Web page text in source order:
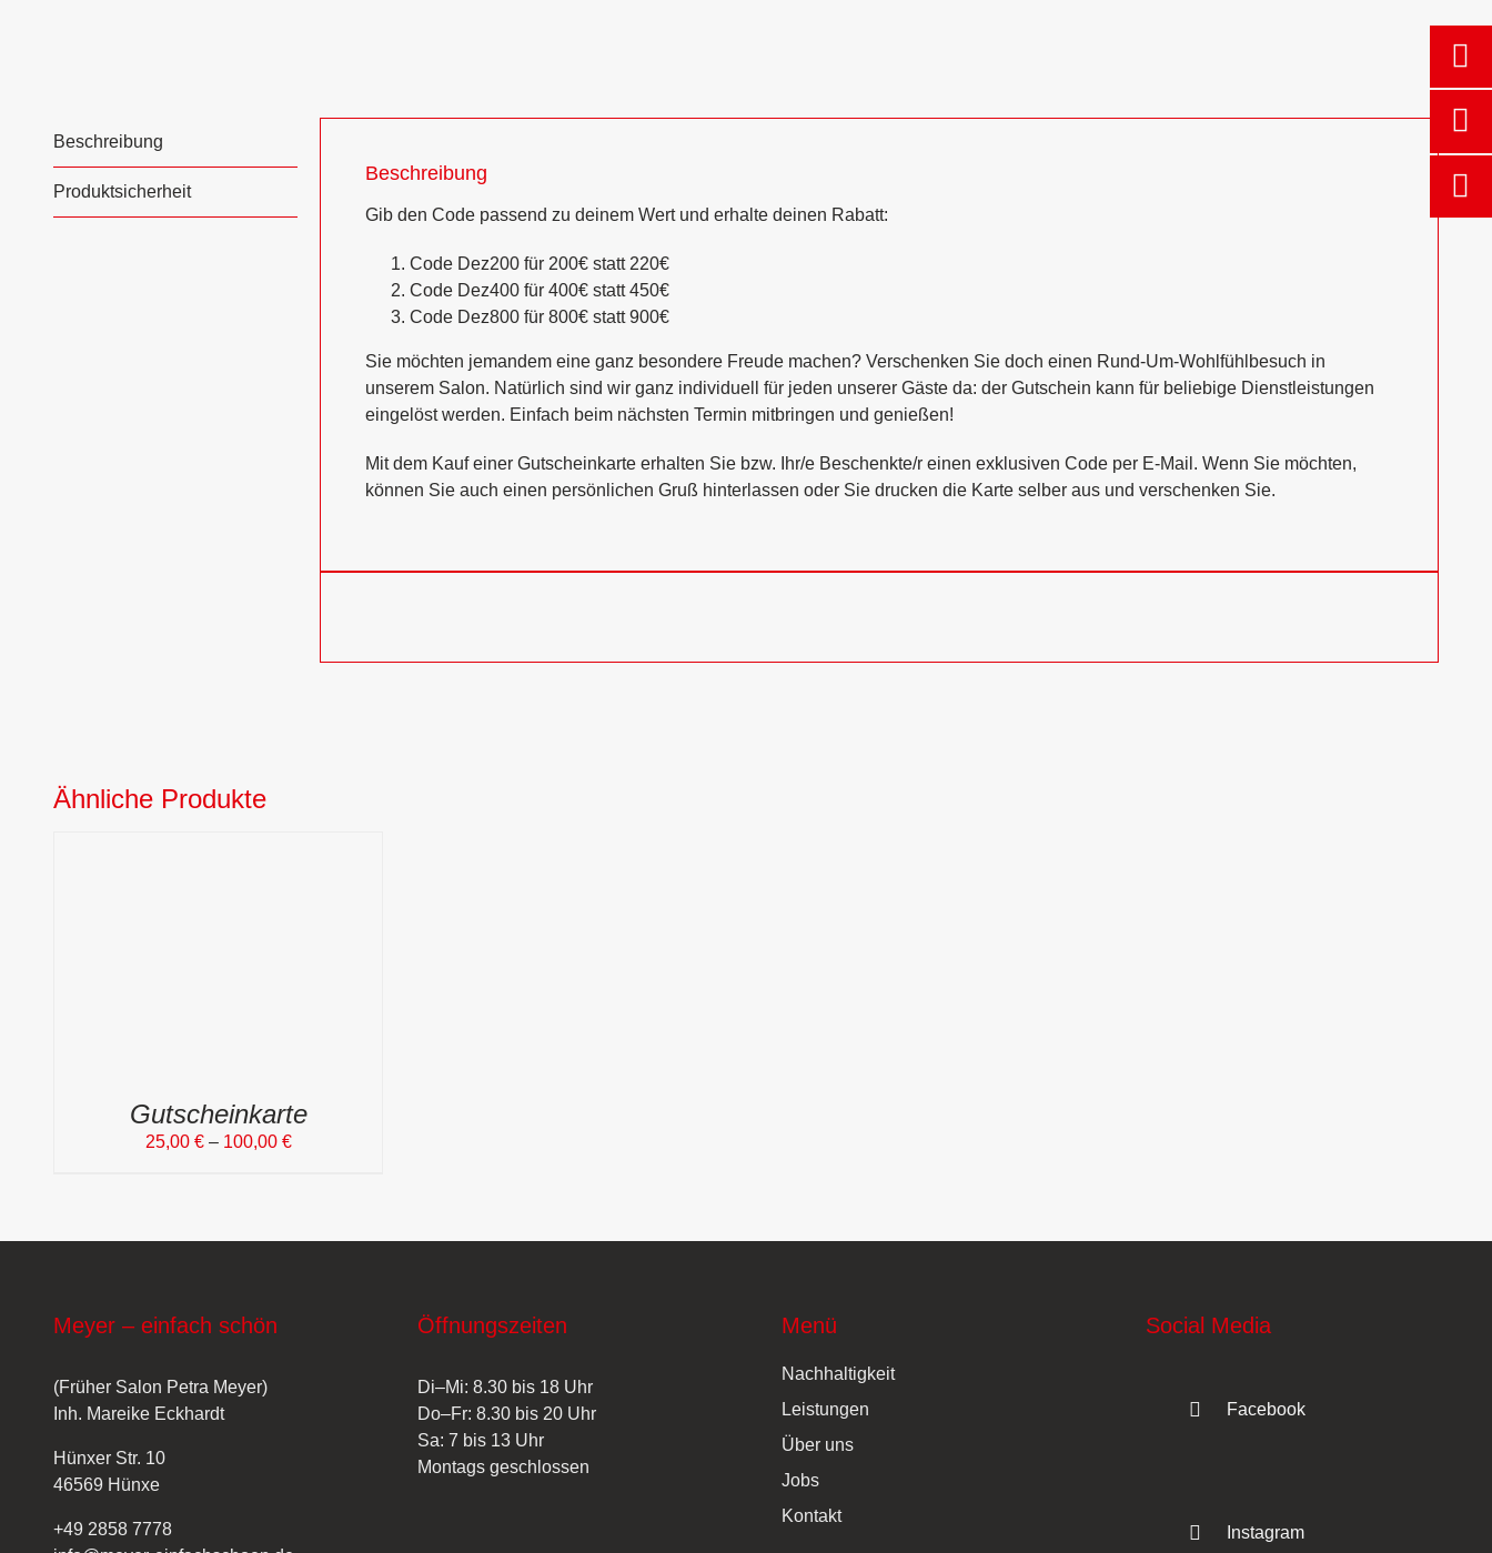
Beschreibung
Produktsicherheit
Beschreibung
Gib den Code passend zu deinem Wert und erhalte deinen Rabatt:
Code Dez200 für 200€ statt 220€
Code Dez400 für 400€ statt 450€
Code Dez800 für 800€ statt 900€
Sie möchten jemandem eine ganz besondere Freude machen? Verschenken Sie doch einen Rund-Um-Wohlfühlbesuch in
unserem Salon. Natürlich sind wir ganz individuell für jeden unserer Gäste da: der Gutschein kann für beliebige Dienstleistungen
eingelöst werden. Einfach beim nächsten Termin mitbringen und genießen!
Mit dem Kauf einer Gutscheinkarte erhalten Sie bzw. Ihr/e Beschenkte/r einen exklusiven Code per E-Mail. Wenn Sie möchten,
können Sie auch einen persönlichen Gruß hinterlassen oder Sie drucken die Karte selber aus und verschenken Sie.
Ähnliche Produkte
Gutscheinkarte
25,00 €– 100,00 €
Meyer – einfach schön
(Früher Salon Petra Meyer)
Inh. Mareike Eckhardt
Hünxer Str. 10
46569 Hünxe
+49 2858 7778
Öffnungszeiten
Di–Mi: 8.30 bis 18 Uhr
Do–Fr: 8.30 bis 20 Uhr
Sa: 7 bis 13 Uhr
Montags geschlossen
Menü
Nachhaltigkeit
Leistungen
Über uns
Jobs
Kontakt
Social Media
Facebook
Instagram